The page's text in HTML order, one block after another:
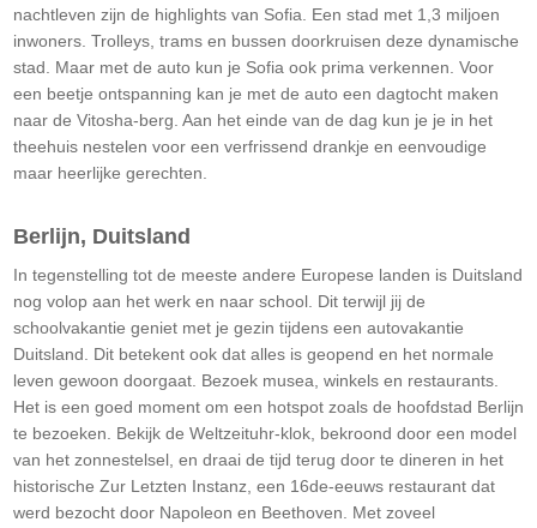
nachtleven zijn de highlights van Sofia. Een stad met 1,3 miljoen
inwoners. Trolleys, trams en bussen doorkruisen deze dynamische
stad. Maar met de auto kun je Sofia ook prima verkennen. Voor
een beetje ontspanning kan je met de auto een dagtocht maken
naar de Vitosha-berg. Aan het einde van de dag kun je je in het
theehuis nestelen voor een verfrissend drankje en eenvoudige
maar heerlijke gerechten.
Berlijn, Duitsland
In tegenstelling tot de meeste andere Europese landen is Duitsland
nog volop aan het werk en naar school. Dit terwijl jij de
schoolvakantie geniet met je gezin tijdens een autovakantie
Duitsland. Dit betekent ook dat alles is geopend en het normale
leven gewoon doorgaat. Bezoek musea, winkels en restaurants.
Het is een goed moment om een hotspot zoals de hoofdstad Berlijn
te bezoeken. Bekijk de Weltzeituhr-klok, bekroond door een model
van het zonnestelsel, en draai de tijd terug door te dineren in het
historische Zur Letzten Instanz, een 16de-eeuws restaurant dat
werd bezocht door Napoleon en Beethoven. Met zoveel